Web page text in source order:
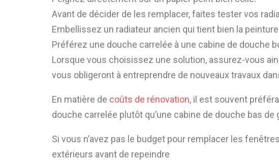
Avant de décider de les remplacer, faites tester vos
Embellissez un radiateur ancien qui tient bien la
Préférez une douche carrelée à une cabine de douche
Lorsque vous choisissez une solution, assurez-vous
vous obligeront à entreprendre de nouveaux travaux
En matière de coûts de rénovation, il est souvent
douche carrelée plutôt qu’une cabine de douche bas
Si vous n’avez pas le budget pour remplacer les
extérieurs avant de repeindre